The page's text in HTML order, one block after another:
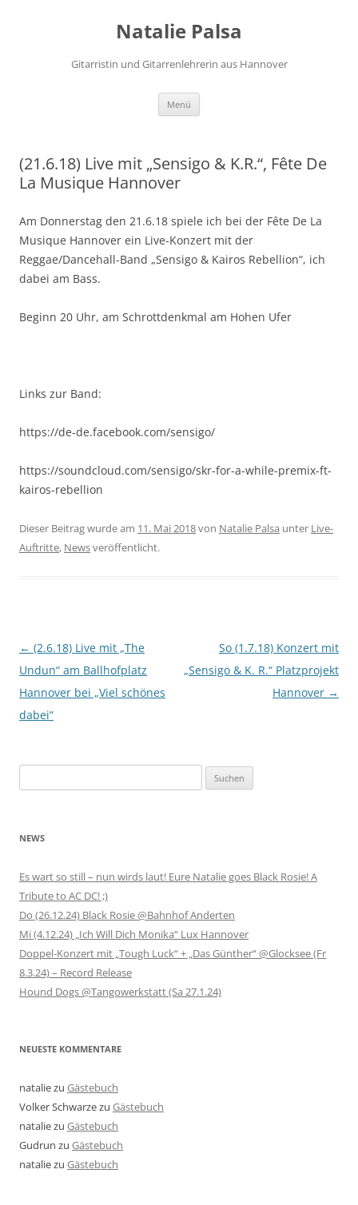
Natalie Palsa
Gitarristin und Gitarrenlehrerin aus Hannover
Menü
(21.6.18) Live mit „Sensigo & K.R.“, Fête De
La Musique Hannover
Am Donnerstag den 21.6.18 spiele ich bei der Fête De La
Musique Hannover ein Live-Konzert mit der
Reggae/Dancehall-Band „Sensigo & Kairos Rebellion“, ich
dabei am Bass.
Beginn 20 Uhr, am Schrottdenkmal am Hohen Ufer
Links zur Band:
https://de-de.facebook.com/sensigo/
https://soundcloud.com/sensigo/skr-for-a-while-premix-ft-
kairos-rebellion
Dieser Beitrag wurde am 11. Mai 2018von Natalie Palsa unter Live-
Auftritte, Newsveröffentlicht.
Beitragsnavigation
← (2.6.18) Live mit „The
Undun“ am Ballhofplatz
Hannover bei „Viel schönes
dabei“
So (1.7.18) Konzert mit
„Sensigo & K. R.“ Platzprojekt
Hannover →
nach:
NEWS
Es wart so still – nun wirds laut! Eure Natalie goes Black Rosie! A
Tribute to AC DC! ;)
Do (26.12.24) Black Rosie @Bahnhof Anderten
Mi (4.12.24) „Ich Will Dich Monika“ Lux Hannover
Doppel-Konzert mit „Tough Luck“ + „Das Günther“ @Glocksee (Fr
8.3.24) – Record Release
Hound Dogs @Tangowerkstatt (Sa 27.1.24)
NEUESTE KOMMENTARE
nataliezu Gästebuch
Volker Schwarzezu Gästebuch
nataliezu Gästebuch
Gudrun zu Gästebuch
nataliezu Gästebuch